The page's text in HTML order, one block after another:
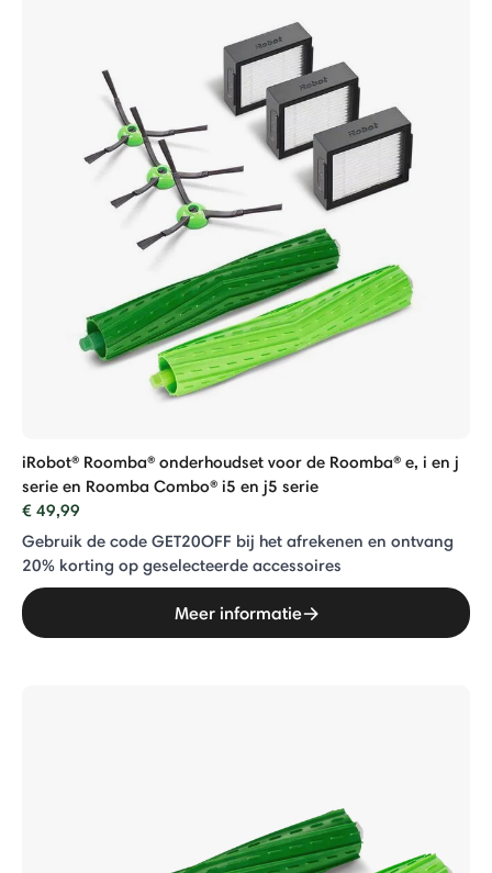
iRobot® Roomba® onderhoudset voor de Roomba® e, i en j
serie en Roomba Combo® i5 en j5 serie
€ 49,99
Gebruik de code GET20OFF bij het afrekenen en ontvang
20% ​​korting op geselecteerde accessoires
Meer informatie